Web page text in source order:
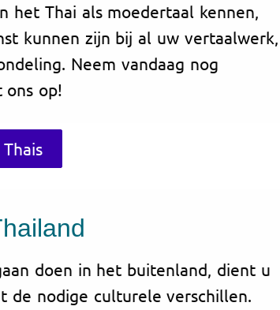
het Thai als moedertaal kennen,
kunnen zijn bij al uw vertaalwerk,
Neem vandaag nog
op!
doen in het buitenland, dient u
de nodige culturele verschillen.